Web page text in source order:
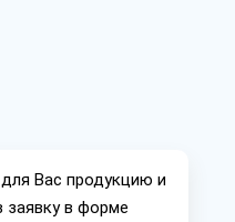
Вас продукцию и
заявку в форме